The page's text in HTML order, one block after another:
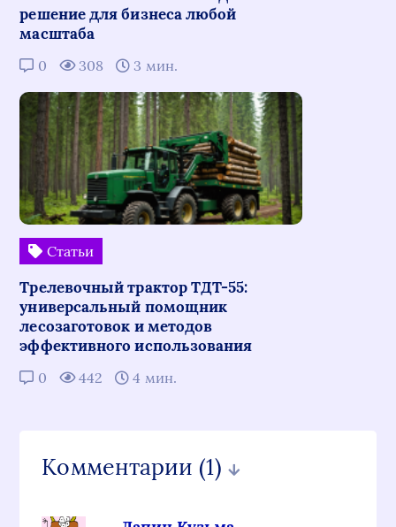
решение для бизнеса любой
масштаба
0 308 3 мин.
Статьи
Трелевочный трактор ТДТ-55:
универсальный помощник
лесозаготовок и методов
эффективного использования
0 442 4 мин.
Комментарии (1)